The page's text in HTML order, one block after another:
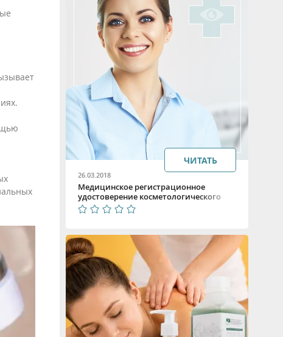
26.03.2018
Медицинское регистрационное
удостоверение косметологического
оборудования
ЧИТАТЬ